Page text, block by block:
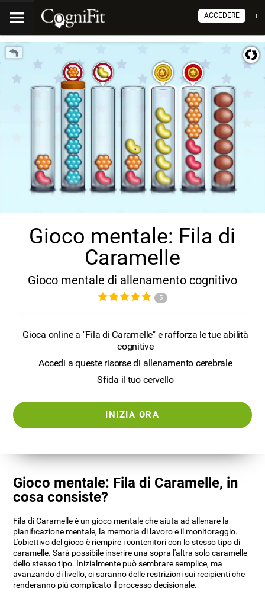
IT
ACCEDERE
Gioco mentale: Fila di
Caramelle
Gioco mentale di allenamento cognitivo
5
Gioca online a "Fila di Caramelle" e rafforza le tue abilità
cognitive
Accedi a queste risorse di allenamento cerebrale
Sfida il tuo cervello
INIZIA ORA
Gioco mentale: Fila di Caramelle, in
cosa consiste?
Fila di Caramelle è un gioco mentale che aiuta ad allenare la
pianificazione mentale, la memoria di lavoro e il monitoraggio.
L'obiettivo del gioco è riempire i contenitori con lo stesso tipo di
caramelle. Sarà possibile inserire una sopra l'altra solo caramelle
dello stesso tipo. Inizialmente può sembrare semplice, ma
avanzando di livello, ci saranno delle restrizioni sui recipienti che
renderanno più complicato il processo decisionale.